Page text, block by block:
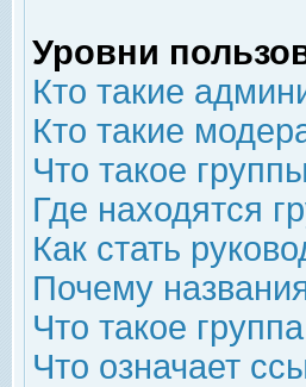
Уровни
Кто такие
Кто такие
Что такое
Где находятся
Как стать
Почему
Что такое
Что означает